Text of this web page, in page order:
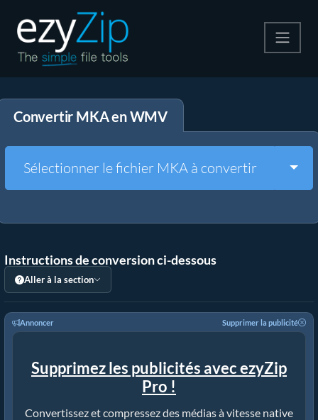
Décompresser
Autres outils
Convertir MKA en WMV
Sélectionner le fichier MKA à convertir
Instructions de conversion ci-dessous
Aller à la section
Annoncer Supprimer la publicité
Supprimez les publicités avec ezyZip
Pro !
Convertissez et compressez des médias à vitesse native